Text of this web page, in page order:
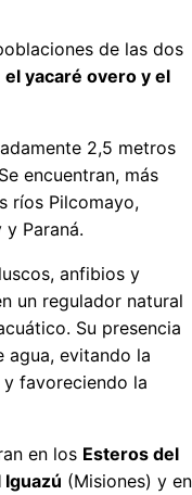
de las dos
el yacaré overo y el
2,5 metros
encuentran, más
ríos Pilcomayo,
y Paraná.
anfibios y
un regulador natural
Su presencia
agua, evitando la
favoreciendo la
en los Esteros del
Iguazú (Misiones) y en